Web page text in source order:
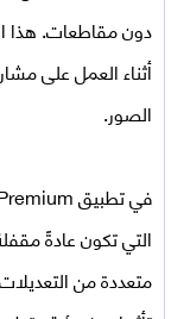
دون مقاطعات. هذا
أثناء العمل على
الصور.
فيتطبيق FramMe Premium مهكر
التي تكون عادةً
متعددة من